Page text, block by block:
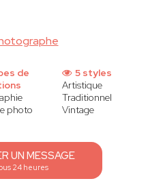
de
photo
5 styles
Artistique
Traditionnel
Vintage
UN MESSAGE
24 heures